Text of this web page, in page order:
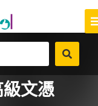
文憑